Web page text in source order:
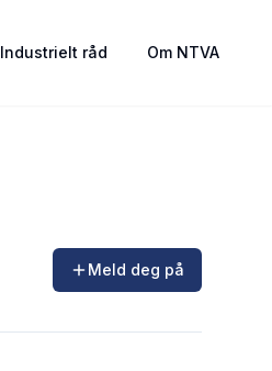
Industrielt råd Om NTVA
Meld deg på